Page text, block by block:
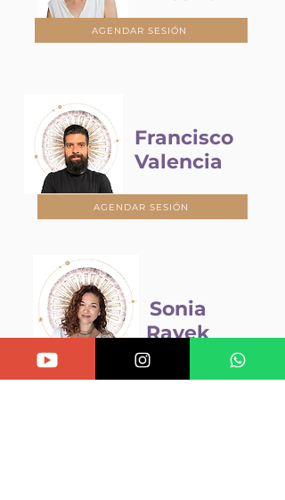
AGENDAR SESIÓN
Francisco
Valencia
AGENDAR SESIÓN
Sonia
Rayek